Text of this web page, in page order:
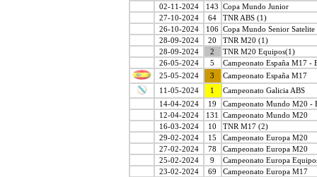
02-11-2024
143 Copa Mundo Junior
27-10-2024
64
TNR ABS (1)
26-10-2024
106 Copa Mundo Senior Satelite
28-09-2024
20
TNR M20 (1)
28-09-2024
2
TNR M20 Equipos(1)
26-05-2024
5
Campeonato España M17 -
25-05-2024
3
Campeonato España M17
11-05-2024
1
Campeonato Galicia ABS
14-04-2024
19
Campeonato Mundo M20 -
12-04-2024
131
Campeonato Mundo M20
16-03-2024
10
TNR M17 (2)
29-02-2024
15
Campeonato Europa M20
27-02-2024
78
Campeonato Europa M20
25-02-2024
9
Campeonato Europa
23-02-2024
69
Campeonato Europa M17